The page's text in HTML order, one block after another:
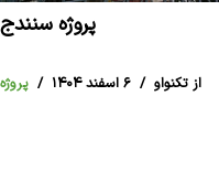
پروژه سنندج
از تکنواو ۶ اسفند ۱۴۰۴ پروژه